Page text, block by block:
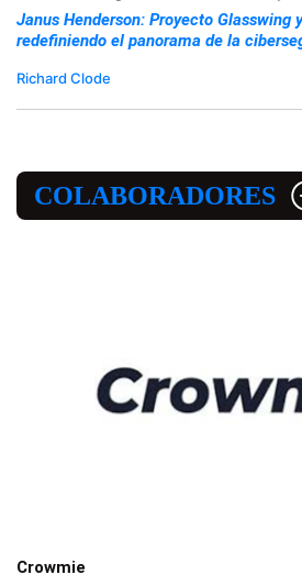
Janus Henderson: Proyecto Glasswing
redefiniendo el panorama de la
Richard Clode
COLABORADORES
Crowmie